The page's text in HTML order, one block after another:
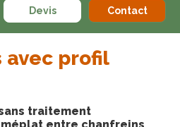
Devis Contact
avec profil
traitement